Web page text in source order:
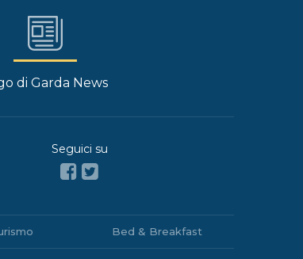
di Garda News
Seguici su
Bed & Breakfast